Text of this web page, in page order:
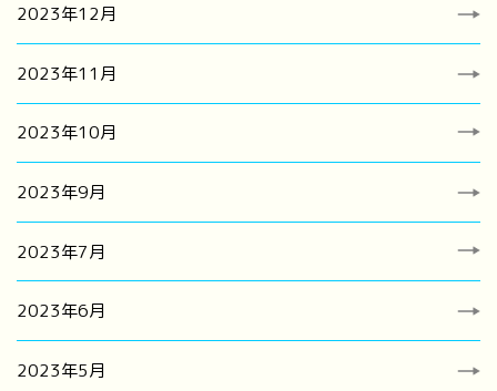
2023年12月
2023年11月
2023年10月
2023年9月
2023年7月
2023年6月
2023年5月